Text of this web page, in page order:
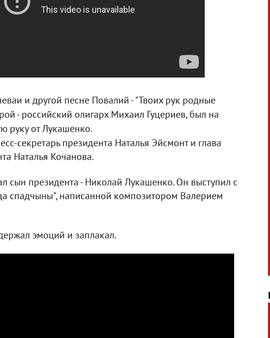
и другой песне Повалий - "Твоих рук родные
- российский олигарх Михаил Гуцериев, был на
руку от Лукашенко.
секретарь президента Наталья Эйсмонт и глава
Наталья Кочанова.
сын президента - Николай Лукашенко. Он выступил с
спадчыны", написанной композитором Валерием
эмоций и заплакал.